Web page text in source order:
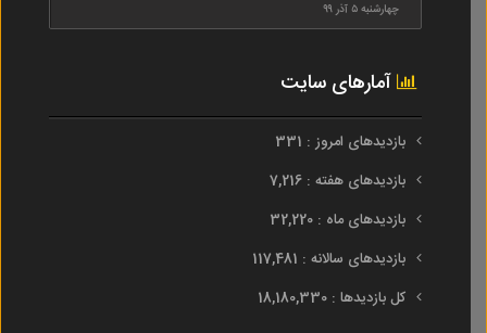
چهارشنبه ۵ آذر ۹۹
آمارهای سایت
بازدیدهای امروز : 331
بازدیدهای هفته : 7,216
بازدیدهای ماه : 32,220
بازدیدهای سالانه : 117,481
کل بازدیدها : 18,180,330